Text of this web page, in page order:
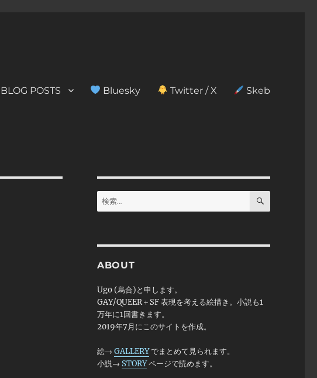
BLOG POSTS Bluesky Twitter / X Skeb
検
索:
検
ABOUT
Ugo (烏合)と申します。
GAY/QUEER＋SF 表現を考える絵描き。小説も1
万年に1回書きます。
2019年7月にこのサイトを作成。
絵→ GALLERYでまとめて見られます。
小説→ STORYページで読めます。